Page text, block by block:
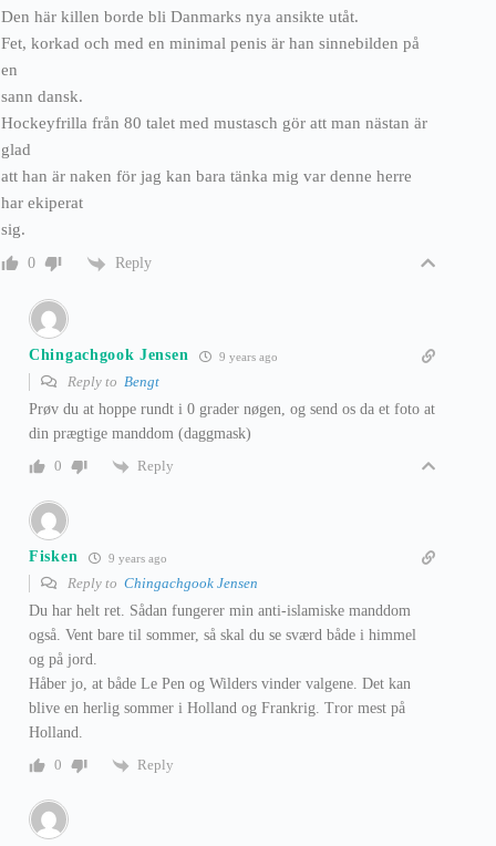
Den här killen borde bli Danmarks nya ansikte utåt.
Fet, korkad och med en minimal penis är han sinnebilden på
en
sann dansk.
Hockeyfrilla från 80 talet med mustasch gör att man nästan är
glad
att han är naken för jag kan bara tänka mig var denne herre
har ekiperat
sig.
0 Reply
Chingachgook Jensen 9 years ago
Reply to Bengt
Prøv du at hoppe rundt i 0 grader nøgen, og send os da et foto at
din prægtige manddom (daggmask)
0
Reply
Fisken 9 years ago
Reply to Chingachgook Jensen
Du har helt ret. Sådan fungerer min anti-islamiske manddom
også. Vent bare til sommer, så skal du se sværd både i himmel
og på jord.
Håber jo, at både Le Pen og Wilders vinder valgene. Det kan
blive en herlig sommer i Holland og Frankrig. Tror mest på
Holland.
0
Reply